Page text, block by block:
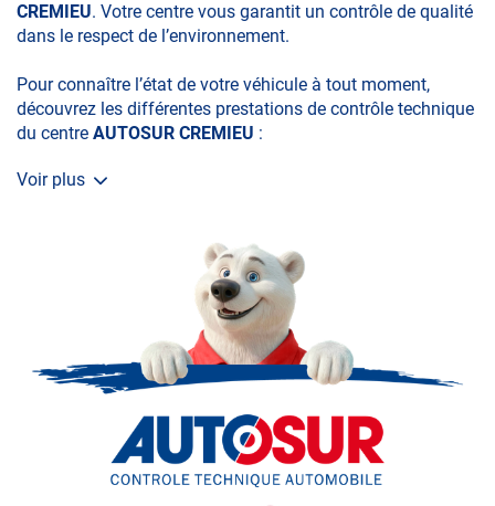
CREMIEU. Votre centre vous garantit un contrôle de qualité
dans le respect de l’environnement.
Pour connaître l’état de votre véhicule à tout moment,
découvrez les différentes prestations de contrôle technique
du centre AUTOSUR CREMIEU :
• le contrôle technique obligatoire
• le contrôle des véhicules hybrides ou électriques
• le contrôle technique des véhicules GPL/Gaz*
• le pré-contrôle contrôle technique ou contrôle technique
volontaire / partiel)
Voir plus